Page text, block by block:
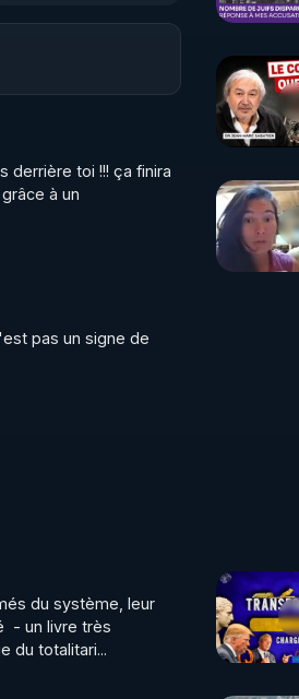
de lutte contre les
: Les
derrière toi !!! ça finira
à un
pas un signe de
du système, leur
- un livre très
du totalitari...